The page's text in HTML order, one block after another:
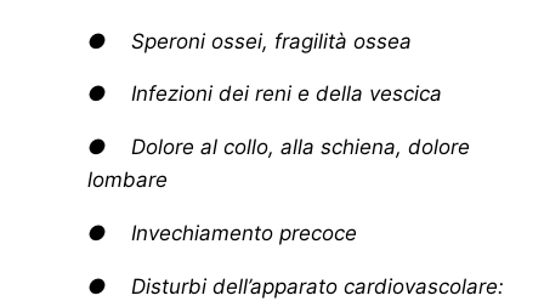
● Speroni ossei, fragilità ossea
● Infezioni dei reni e della vescica
● Dolore al collo, alla schiena, dolore
lombare
● Invechiamento precoce
● Disturbi dell’apparato cardiovascolare: